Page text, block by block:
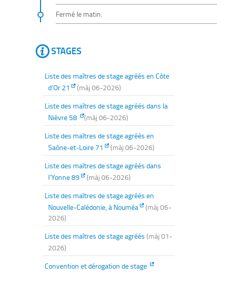
Fermé le matin.
STAGES
Liste des maîtres de stage agréés en Côte
d’Or 21
(màj 06-2026)
Liste des maîtres de stage agréés dans la
Nièvre 58
(màj 06-2026)
Liste des maîtres de stage agréés en
Saône-et-Loire 71
(màj 06-2026)
Liste des maîtres de stage agréés dans
l’Yonne 89
(màj 06-2026)
Liste des maîtres de stage agréés en
Nouvelle-Calédonie, à Nouméa
(màj 06-
2026)
Liste des maîtres de stage agréés (màj 01-
2026)
Convention et dérogation de stage